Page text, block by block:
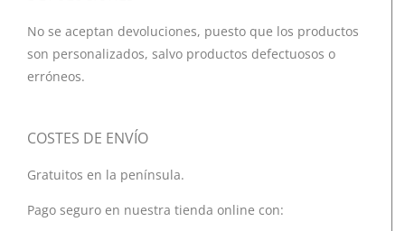
No se aceptan devoluciones, puesto que los productos
son personalizados, salvo productos defectuosos o
erróneos.
COSTES DE ENVÍO
Gratuitos en la península.
Pago seguro en nuestra tienda online con: